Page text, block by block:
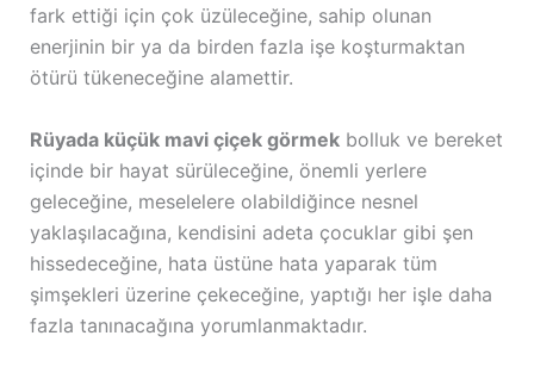
fark ettiği için çok üzüleceğine, sahip olunan
enerjinin bir ya da birden fazla işe koşturmaktan
ötürü tükeneceğine alamettir.
Rüyada küçük mavi çiçek görmekbolluk ve bereket
içinde bir hayat sürüleceğine, önemli yerlere
geleceğine, meselelere olabildiğince nesnel
yaklaşılacağına, kendisini adeta çocuklar gibi şen
hissedeceğine, hata üstüne hata yaparak tüm
şimşekleri üzerine çekeceğine, yaptığı her işle daha
fazla tanınacağına yorumlanmaktadır.